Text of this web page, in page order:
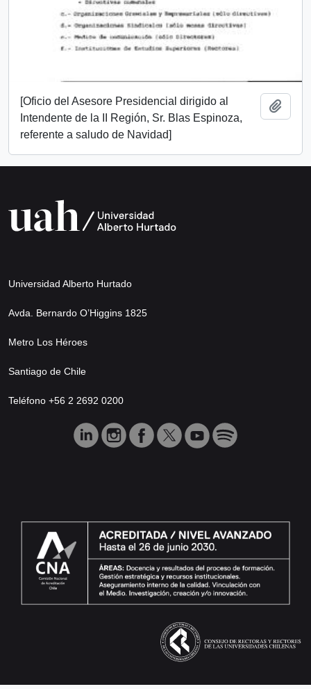
[Oficio del Asesore Presidencial dirigido al
Intendente de la II Región, Sr. Blas Espinoza,
referente a saludo de Navidad]
Universidad Alberto Hurtado
Avda. Bernardo O’Higgins 1825
Metro Los Héroes
Santiago de Chile
Teléfono +56 2 2692 0200